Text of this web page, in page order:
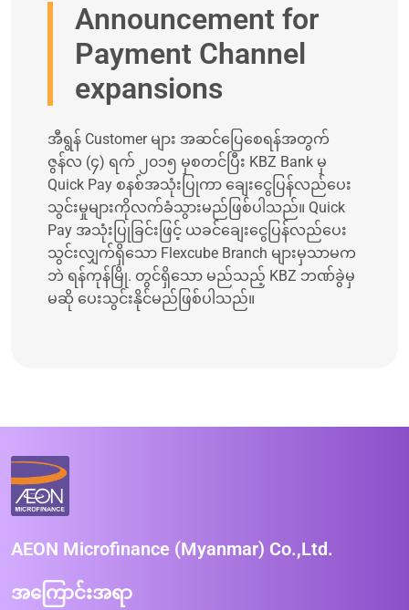
Announcement for
Payment Channel
expansions
အီရွန် Customer များ အဆင်ပြေစေရန်အတွက်
ဇွန်လ (၄) ရက် ၂၀၁၅ မှစတင်ပြီး KBZ Bank မှ
Quick Pay စနစ်အသုံးပြုကာ ချေးငွေပြန်လည်ပေး
သွင်းမှုများကိုလက်ခံသွားမည်ဖြစ်ပါသည်။ Quick
Pay အသုံးပြုခြင်းဖြင့် ယခင်ချေးငွေပြန်လည်ပေး
သွင်းလျှက်ရှိသော Flexcube Branch များမှသာမက
ဘဲ ရန်ကုန်မြို. တွင်ရှိသော မည်သည့် KBZ ဘဏ်ခွဲမှ
မဆို ပေးသွင်းနိုင်မည်ဖြစ်ပါသည်။
AEON Microfinance (Myanmar) Co.,Ltd.
အကြောင်းအရာ